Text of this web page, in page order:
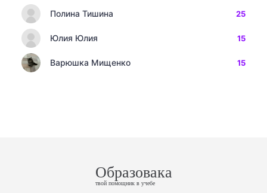
Полина Тишина 25
Юлия Юлия 15
Варюшка Мищенко 15
Образовака
твой помощник в учебе